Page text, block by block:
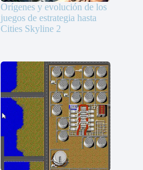
Orígenes y evolución de los
juegos de estrategia hasta
Cities Skyline 2